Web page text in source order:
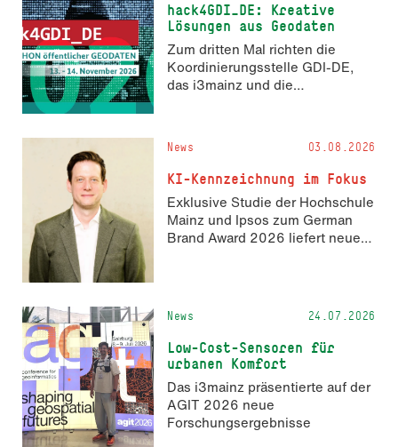
hack4GDI_DE: Kreative
Lösungen aus Geodaten
Zum dritten Mal richten die
Koordinierungsstelle GDI-DE,
das i3mainz und die
und 14. November 2026 den
Hackathon hack4GDI_DE an der
Hochschule Mainz aus. Die
Anmeldung ist geöffnet und bis
zum 2. Oktober 2026 möglich.
News 03.08.2026
KI-Kennzeichnung im Fokus
Exklusive Studie der Hochschule
Mainz und Ipsos zum German
Brand Award 2026 liefert neue
News 24.07.2026
Low-Cost-Sensoren für
urbanen Komfort
Das i3mainz präsentierte auf der
AGIT 2026 neue
Forschungsergebnisse